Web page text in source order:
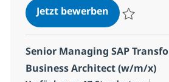
Jetzt bewerben
Senior Managing SAP
Business Architect (w/m/x)